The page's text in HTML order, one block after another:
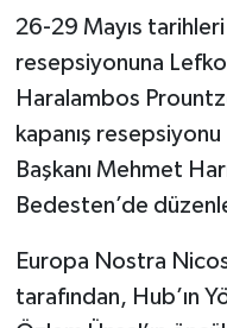
26-29 Mayıs tarihleri
resepsiyonuna
Haralambos
kapanış
Başkanı Mehmet
Bedesten’de
Europa Nostra
tarafından, Hub’ın